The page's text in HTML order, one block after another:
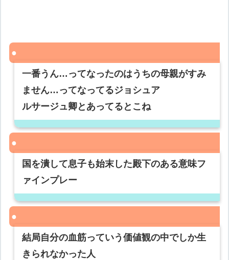
一番うん…ってなったのはうちの母親がすみ
ません…ってなってるジョシュア
ルサージュ卿とあってるとこね
国を潰して息子も始末した殿下のある意味フ
ァインプレー
結局自分の血筋っていう価値観の中でしか生
きられなかった人